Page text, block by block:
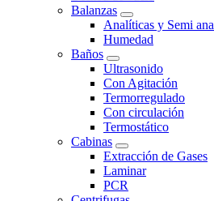
Balanzas
Analíticas y Semi
Humedad
Baños
Ultrasonido
Con Agitación
Termorregulado
Con circulación
Termostático
Cabinas
Extracción de Gases
Laminar
PCR